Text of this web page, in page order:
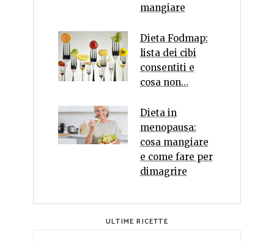
mangiare
Dieta Fodmap:
lista dei cibi
consentiti e
cosa non…
Dieta in
menopausa:
cosa mangiare
e come fare per
dimagrire
ULTIME RICETTE